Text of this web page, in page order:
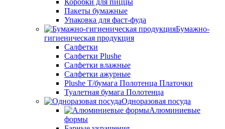
Коробки для пиццы
Пакеты бумажные
Упаковка для фаст-фуда
Бумажно-
гигиеническая продукция
Салфетки
Салфетки Plushe
Салфетки влажные
Салфетки ажурные
Plushe Т/бумага Полотенца Платочки
Туалетная бумага Полотенца
Одноразовая посуда
Алюминиевые
формы